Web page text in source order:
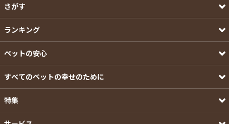
さがす
ランキング
ペットの安心
すべてのペットの幸せのために
特集